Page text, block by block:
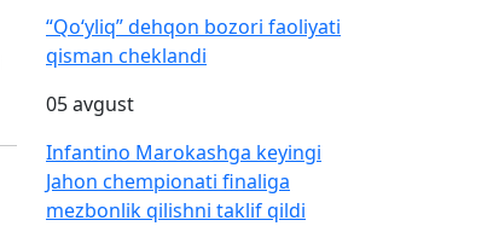
“Qo‘yliq” dehqon bozori faoliyati
qisman cheklandi
05 avgust
Infantino Marokashga keyingi
Jahon chempionati finaliga
mezbonlik qilishni taklif qildi